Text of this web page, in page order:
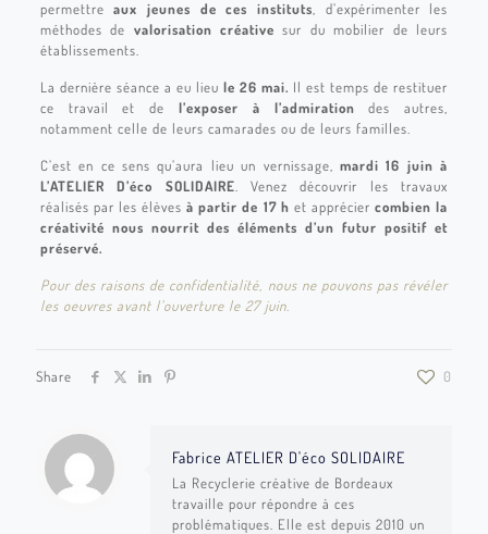
permettreaux jeunes de ces instituts , d’expérimenter les
méthodes de valorisation créative sur du mobilier de leurs
établissements.
La dernière séance a eu lieu le 26 mai. Il est temps de restituer
ce travail et de l’exposer à l’admirationdes autres,
notamment celle de leurs camarades ou de leurs familles.
C’est en ce sens qu’aura lieu un vernissage, mardi 16 juin à
L’ATELIER D’éco SOLIDAIRE . Venez découvrir les travaux
réalisés par les élèvesà partir de 17 h et appréciercombien la
créativité nous nourrit des éléments d’un futur positif et
préservé.
Pour des raisons de confidentialité, nous ne pouvons pas révéler
les oeuvres avant l’ouverture le 27 juin.
Share 0
Fabrice ATELIER D'éco SOLIDAIRE
La Recyclerie créative de Bordeaux
travaille pour répondre à ces
problématiques. Elle est depuis 2010 un